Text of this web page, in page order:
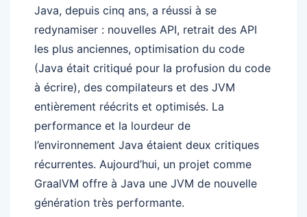
Java, depuis cinq ans, a réussi à se
redynamiser : nouvelles API, retrait des API
les plus anciennes, optimisation du code
(Java était critiqué pour la profusion du code
à écrire), des compilateurs et des JVM
entièrement réécrits et optimisés. La
performance et la lourdeur de
l’environnement Java étaient deux critiques
récurrentes. Aujourd’hui, un projet comme
GraalVM offre à Java une JVM de nouvelle
génération très performante.